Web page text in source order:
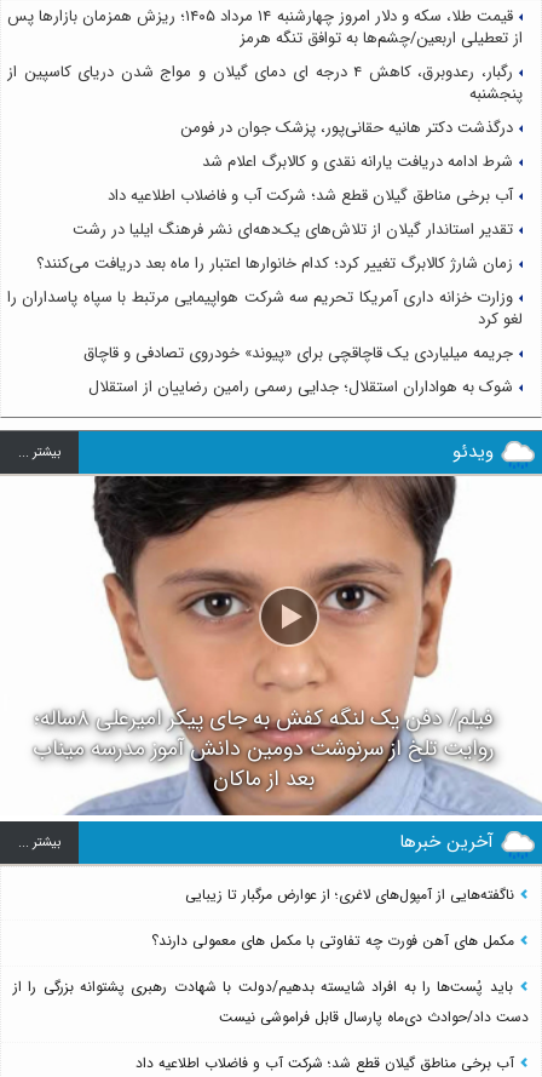
قیمت طلا، سکه و دلار امروز چهارشنبه ۱۴ مرداد ۱۴۰۵؛ ریزش همزمان بازارها پس
از تعطیلی اربعین/چشم‌ها به توافق تنگه هرمز
رگبار، رعدوبرق، کاهش ۴ درجه ای دمای گیلان و مواج شدن دریای کاسپین از
پنجشنبه
درگذشت دکتر هانیه حقانی‌پور، پزشک جوان در فومن
شرط ادامه دریافت یارانه نقدی و کالابرگ اعلام شد
آب برخی مناطق گیلان قطع شد؛ شرکت آب و فاضلاب اطلاعیه داد
تقدیر استاندار گیلان از تلاش‌های یک‌دهه‌ای نشر فرهنگ ایلیا در رشت
زمان شارژ کالابرگ تغییر کرد؛ کدام خانوارها اعتبار را ماه بعد دریافت می‌کنند؟
وزارت خزانه داری آمریکا تحریم سه شرکت هواپیمایی مرتبط با سپاه پاسداران را
لغو کرد
جریمه میلیاردی یک قاچاقچی برای «پیوند» خودروی تصادفی و قاچاق
شوک به هواداران استقلال؛ جدایی رسمی رامین رضاییان از استقلال
ویدئو بيشتر ...
فیلم/ دفن یک لنگه کفش به جای پیکر امیرعلی ۸ساله؛
روایت تلخ از سرنوشت دومین دانش آموز مدرسه میناب
بعد از ماکان
آخرین خبرها بيشتر ...
ناگفته‌هایی از آمپول‌های لاغری؛ از عوارض مرگبار تا زیبایی
مکمل های آهن فورت چه تفاوتی با مکمل های معمولی دارند؟
باید پُست‌ها را به افراد شایسته بدهیم/دولت با شهادت رهبری پشتوانه بزرگی را از
دست داد/حوادث دی‌ماه پارسال قابل فراموشی نیست
آب برخی مناطق گیلان قطع شد؛ شرکت آب و فاضلاب اطلاعیه داد